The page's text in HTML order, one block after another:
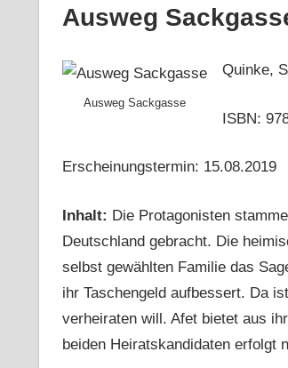
Ausweg
Ausweg Sackgasse
Quinke,
ISBN:
Erscheinungstermin: 15.08.2019
Inhalt: Die Protagonisten
Deutschland gebracht. Die
selbst gewählten Familie das
ihr Taschengeld aufbessert. Da
verheiraten will. Afet bietet aus
beiden Heiratskandidaten erfolgt